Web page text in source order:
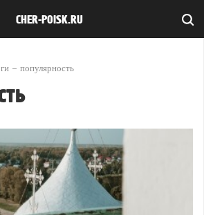
CHER-POISK.RU
популярность